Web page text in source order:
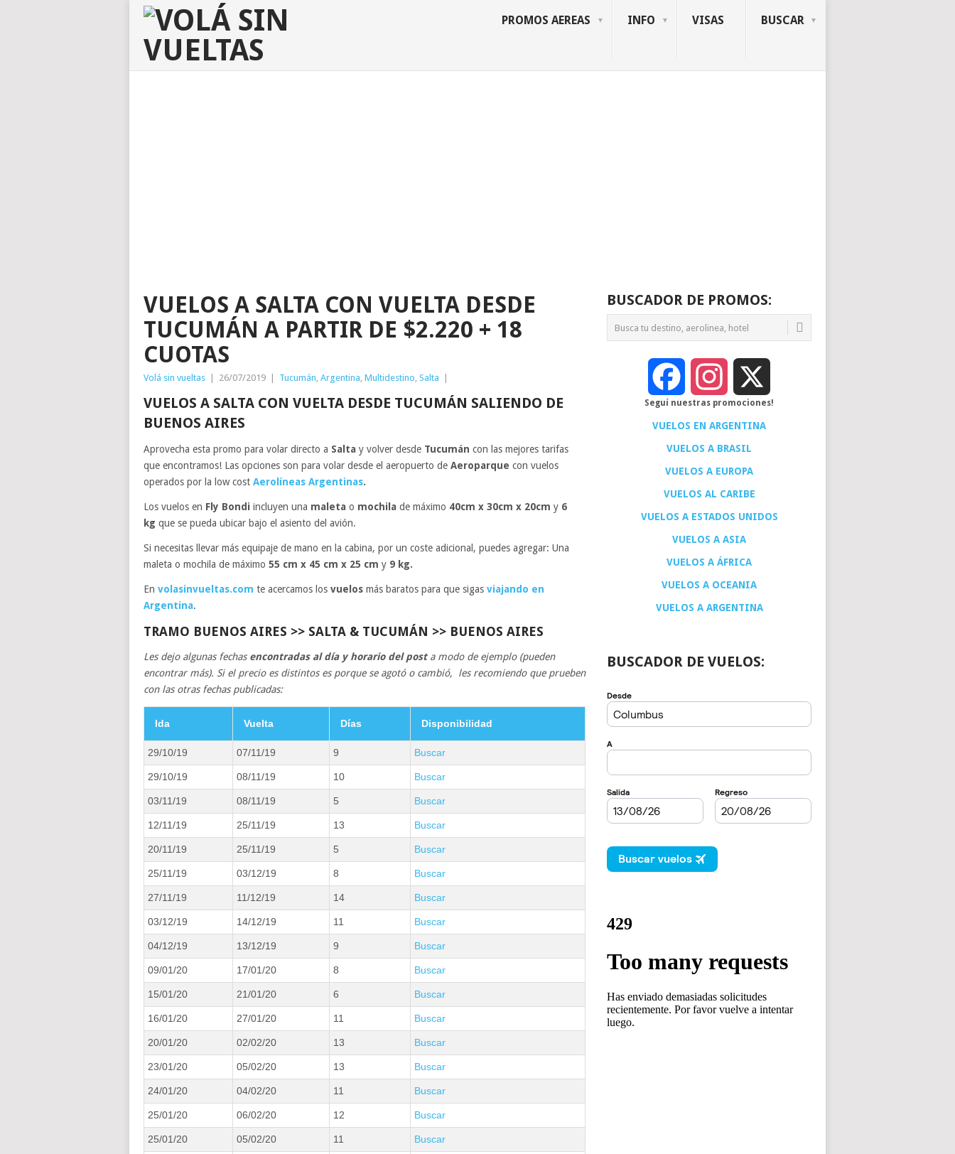
PROMOS AEREAS INFO VISAS BUSCAR
VUELOS A SALTA CON VUELTA DESDE
TUCUMÁN A PARTIR DE $2.220 + 18
CUOTAS
Volá sin vueltas 26/07/2019 Tucumán, Argentina, Multidestino, Salta
VUELOS A SALTA CON VUELTA DESDE TUCUMÁN SALIENDO DE
BUENOS AIRES
Aprovecha esta promo para volar directo a Salta y volver desde Tucumán con las mejores tarifas
que encontramos! Las opciones son para volar desde el aeropuerto de Aeroparque con vuelos
operados por la low cost Aerolíneas Argentinas.
Los vuelos en Fly Bondi incluyen una maleta o mochila de máximo 40cm x 30cm x 20cm y 6
kg que se pueda ubicar bajo el asiento del avión.
Si necesitas llevar más equipaje de mano en la cabina, por un coste adicional, puedes agregar: Una
maleta o mochila de máximo 55 cm x 45 cm x 25 cm y 9 kg.
En volasinvueltas.com te acercamos los vuelos más baratos para que sigas viajando en
Argentina.
TRAMO BUENOS AIRES >> SALTA & TUCUMÁN >> BUENOS AIRES
Les dejo algunas fechas encontradas al día y horario del posta modo de ejemplo (pueden
encontrar más). Si el precio es distintos es porque se agotó o cambió, les recomiendo que prueben
con las otras fechas publicadas:
Ida Vuelta Días Disponibilidad
29/10/19 07/11/19 9 Buscar
29/10/19 08/11/19 10 Buscar
03/11/19 08/11/19 5 Buscar
12/11/19 25/11/19 13 Buscar
20/11/19 25/11/19 5 Buscar
25/11/19 03/12/19 8 Buscar
27/11/19 11/12/19 14 Buscar
03/12/19 14/12/19 11 Buscar
04/12/19 13/12/19 9 Buscar
09/01/20 17/01/20 8 Buscar
15/01/20 21/01/20 6 Buscar
16/01/20 27/01/20 11 Buscar
20/01/20 02/02/20 13 Buscar
23/01/20 05/02/20 13 Buscar
24/01/20 04/02/20 11 Buscar
25/01/20 06/02/20 12 Buscar
25/01/20 05/02/20 11 Buscar
BUSCADOR DE PROMOS:
Facebook Instagram
Seguí nuestras promociones!
VUELOS EN ARGENTINA
VUELOS A BRASIL
VUELOS A EUROPA
VUELOS AL CARIBE
VUELOS A ESTADOS UNIDOS
VUELOS A ASIA
VUELOS A ÁFRICA
VUELOS A OCEANIA
VUELOS A ARGENTINA
BUSCADOR DE VUELOS: